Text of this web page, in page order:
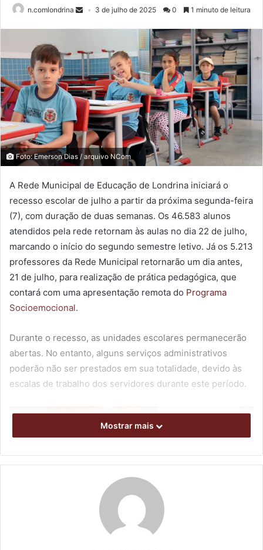
n.comlondrina 3 de julho de 2025 0 1 minuto de leitura
Foto: Emerson Dias / arquivo NCom
A Rede Municipal de Educação de Londrina iniciará o
recesso escolar de julho a partir da próxima segunda-feira
(7), com duração de duas semanas. Os 46.583 alunos
atendidos pela rede retornam às aulas no dia 22 de julho,
marcando o início do segundo semestre letivo. Já os 5.213
professores da Rede Municipal retornarão um dia antes,
21 de julho, para realização de prática pedagógica, que
contará com uma apresentação remota do Programa
Socioemocional.
Durante o recesso, as unidades escolares permanecerão
abertas. No entanto, alguns serviços administrativos
poderão não ser prestados em sua totalidade, devido às
escalas de trabalho dos servidores durante este período.
Mostrar mais